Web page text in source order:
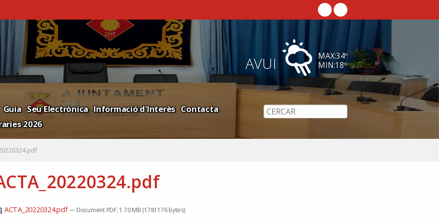
AVUI MAX:34º
MIN:18º
Guia Seu Electrònica Informació d'Interès Contacta
2026
ACTA_20220324.pdf— Document PDF, 1.70 MB (1781176 bytes)